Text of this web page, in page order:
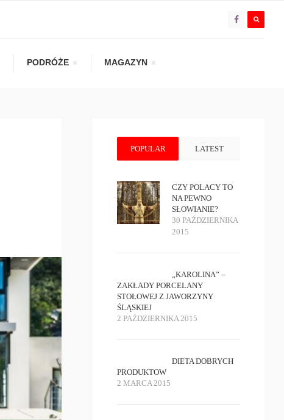
PODRÓŻE MAGAZYN
POPULAR LATEST
CZY POLACY TO
NA PEWNO
SŁOWIANIE?
30 PAŹDZIERNIKA
2015
„KAROLINA” –
ZAKŁADY PORCELANY
STOŁOWEJ Z JAWORZYNY
ŚLĄSKIEJ
2 PAŹDZIERNIKA 2015
DIETA DOBRYCH
PRODUKTOW
2 MARCA 2015